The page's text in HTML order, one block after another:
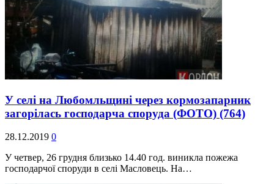
У селі на Любомльщині через кормозапарник
загорілась господарча споруда (ФОТО) (764)
28.12.2019 0
У четвер, 26 грудня близько 14.40 год. виникла пожежа
господарчої споруди в селі Масловець. На…